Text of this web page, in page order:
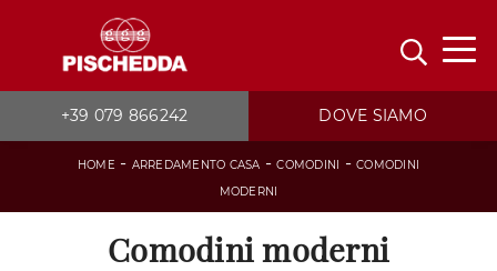
+39 079 866242 DOVE SIAMO
HOME - ARREDAMENTO CASA -COMODINI -COMODINI
MODERNI
Comodini moderni